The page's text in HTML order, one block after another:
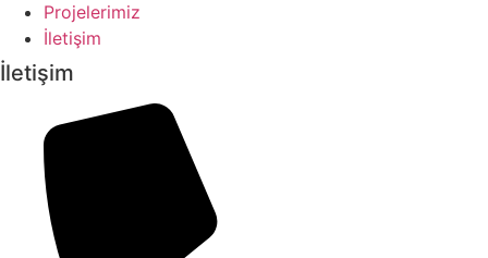
Projelerimiz
İletişim
İletişim